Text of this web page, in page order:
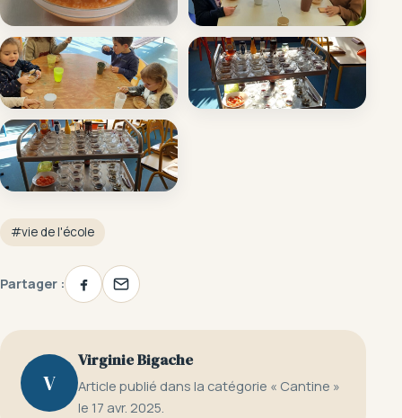
#vie de l'école
Partager :
V
Virginie Bigache
Article publié dans la catégorie « Cantine »
le 17 avr. 2025.